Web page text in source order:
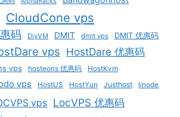
CloudCone vps
码 DiyVM DMIT dmit vps DMIT 优惠码
vps HostDare 优惠码
vps hosteons 优惠码 HostKvm
vps HostUS HostYun Justhost linode
vps LocVPS 优惠码